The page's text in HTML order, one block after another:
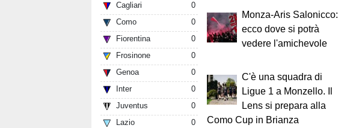
Cagliari
0
Como
0
Fiorentina
0
Frosinone
0
Genoa
0
Inter
0
Juventus
0
Lazio
0
Monza-Aris Salonicco:
ecco dove si potrà
vedere l'amichevole
C'è una squadra di
Ligue 1 a Monzello. Il
Lens si prepara alla
Como Cup in Brianza